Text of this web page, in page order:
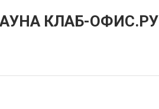
КЛАБ-ОФИС.РУ